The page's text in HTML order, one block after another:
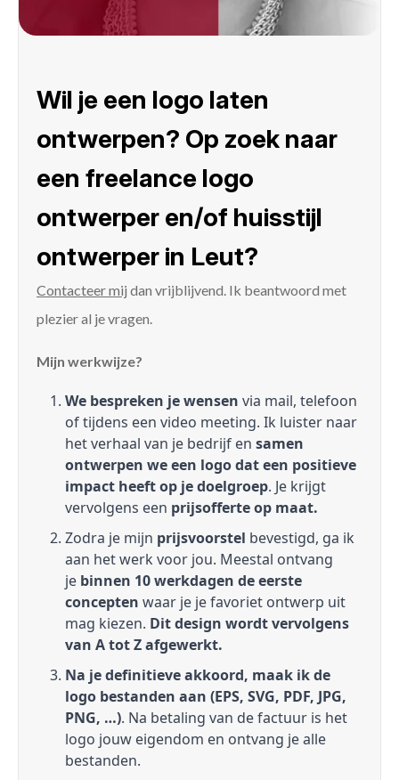
Wil je een logo laten
ontwerpen? Op zoek naar
een freelance logo
ontwerper en/of huisstijl
ontwerper in Leut?
Contacteer mij dan vrijblijvend. Ik beantwoord met
plezier al je vragen.
Mijn werkwijze?
We bespreken je wensen via mail, telefoon
of tijdens een video meeting. Ik luister naar
het verhaal van je bedrijf en samen
ontwerpen we een logo dat een positieve
impact heeft op je doelgroep. Je krijgt
vervolgens een prijsofferte op maat.
Zodra je mijn prijsvoorstel bevestigd, ga ik
aan het werk voor jou. Meestal ontvang
je binnen 10 werkdagen de eerste
concepten waar je je favoriet ontwerp uit
mag kiezen. Dit design wordt vervolgens
van A tot Z afgewerkt.
Na je definitieve akkoord, maak ik de
logo bestanden aan (EPS, SVG, PDF, JPG,
PNG, …). Na betaling van de factuur is het
logo jouw eigendom en ontvang je alle
bestanden.